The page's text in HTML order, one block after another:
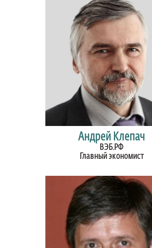
Андрей Клепач
ВЭБ.РФ
Главный экономист